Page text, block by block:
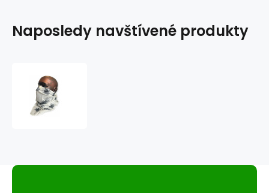
Naposledy navštívené produkty